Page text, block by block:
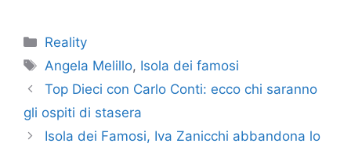
Categorie
Reality
Tag
Angela Melillo, Isola dei famosi
Top Dieci con Carlo Conti: ecco chi saranno
gli ospiti di stasera
Isola dei Famosi, Iva Zanicchi abbandona lo